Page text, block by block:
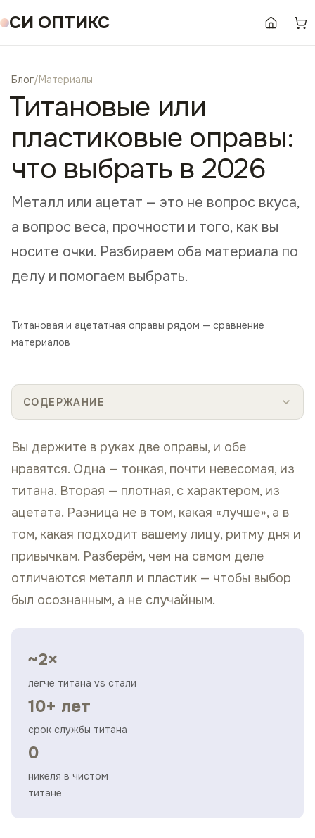
СИ ОПТИКС
Блог/Материалы
Титановые или
пластиковые оправы:
что выбрать в 2026
Металл или ацетат — это не вопрос вкуса,
а вопрос веса, прочности и того, как вы
носите очки. Разбираем оба материала по
делу и помогаем выбрать.
Титановая и ацетатная оправы рядом — сравнение
материалов
СОДЕРЖАНИЕ
Вы держите в руках две оправы, и обе
нравятся. Одна — тонкая, почти невесомая, из
титана. Вторая — плотная, с характером, из
ацетата. Разница не в том, какая «лучше», а в
том, какая подходит вашему лицу, ритму дня и
привычкам. Разберём, чем на самом деле
отличаются металл и пластик — чтобы выбор
был осознанным, а не случайным.
~2×
легче титана vs стали
10+ лет
срок службы титана
0
никеля в чистом
титане